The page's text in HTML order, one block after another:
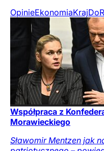
OpinieEkonomiaKraj
Współpraca z
Morawieckiego
Sławomir Mentzen jak